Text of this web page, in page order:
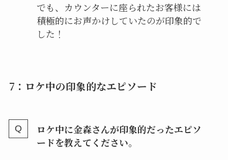
でも、カウンターに座られたお客様には
積極的にお声かけしていたのが印象的で
した！
7：ロケ中の印象的なエピソード
ロケ中に金森さんが印象的だったエピソ
ードを教えてください。